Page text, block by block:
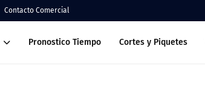
Contacto Comercial
Pronostico Tiempo Cortes y Piquetes